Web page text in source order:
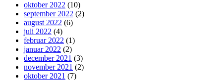
oktober 2022 (10)
september 2022 (2)
august 2022 (6)
juli 2022 (4)
februar 2022 (1)
januar 2022 (2)
december 2021 (3)
november 2021 (2)
oktober 2021 (7)